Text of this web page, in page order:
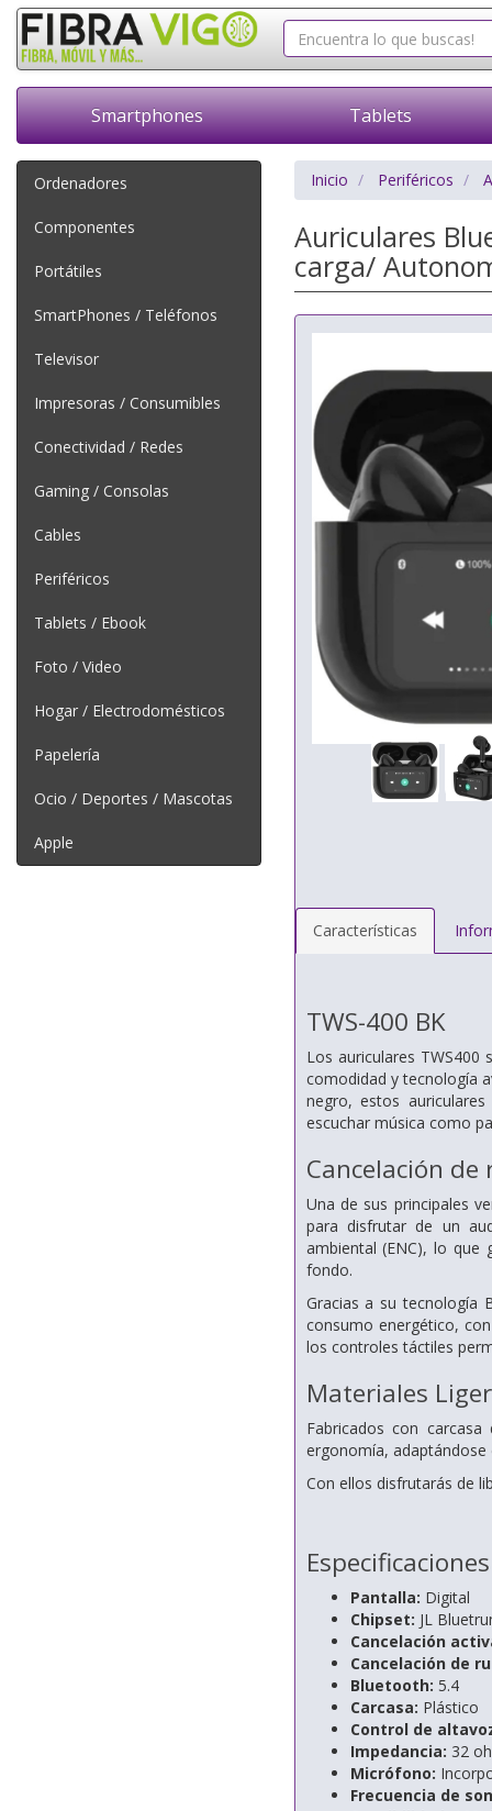
Smartphones Tablets
Ordenadores
Componentes
Portátiles
SmartPhones / Teléfonos
Televisor
Impresoras / Consumibles
Conectividad / Redes
Gaming / Consolas
Cables
Periféricos
Tablets / Ebook
Foto / Video
Hogar / Electrodomésticos
Papelería
Ocio / Deportes / Mascotas
Apple
Inicio Periféricos
Auriculares
carga/
Características
TWS-400 BK
Los auriculares
comodidad y tecnología
negro, estos
escuchar música como
Cancelación de
Una de sus principales
para disfrutar de un
ambiental (ENC), lo que
fondo.
Gracias a su tecnología
consumo energético,
los controles táctiles
Materiales
Fabricados con
ergonomía,
Con ellos disfrutarás de
Especificaciones
Pantalla: Digital
Chipset: JL
Cancelación
Cancelación de
Bluetooth: 5.4
Carcasa: Plástico
Control de
Impedancia: 32
Micrófono:
Frecuencia de